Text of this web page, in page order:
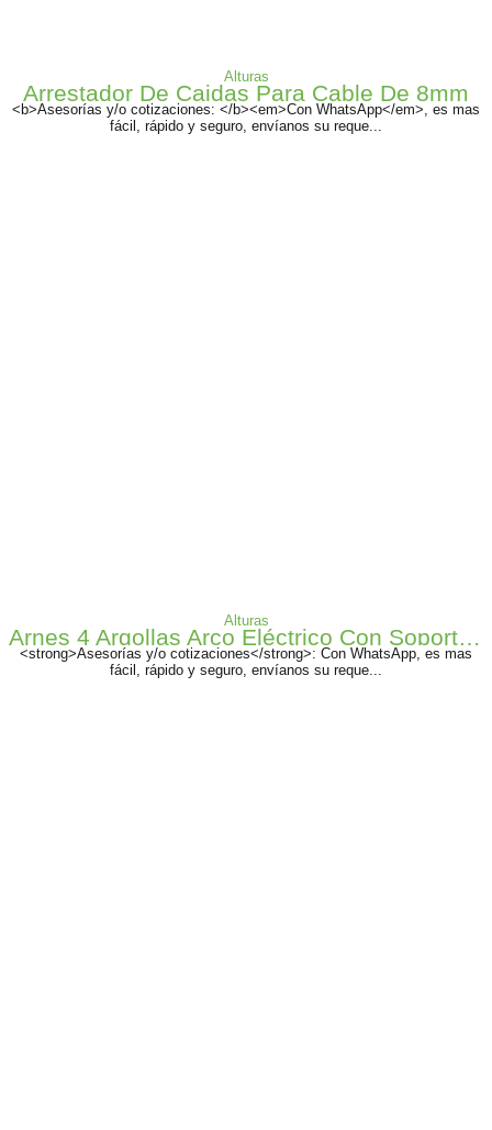
Alturas
Arrestador De Caidas Para Cable De 8mm
<b>Asesorías y/o cotizaciones: </b><em>Con WhatsApp</em>, es mas
fácil, rápido y seguro, envíanos su reque...
Alturas
Arnes 4 Argollas Arco Eléctrico Con Soporte Lumbar
<strong>Asesorías y/o cotizaciones</strong>: Con WhatsApp, es mas
fácil, rápido y seguro, envíanos su reque...